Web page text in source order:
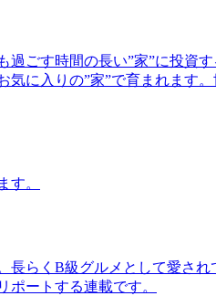
ごす時間の長い”家”に投資
に入りの”家”で育まれます
す。
らくB級グルメとして愛さ
ートする連載です。